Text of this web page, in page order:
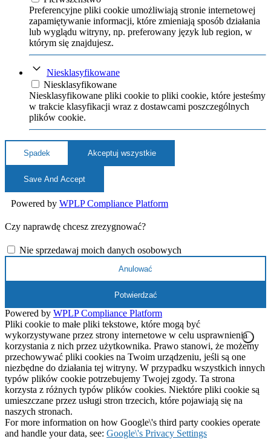
Preferencyjne pliki cookie umożliwiają stronie internetowej
zapamiętywanie informacji, które zmieniają sposób działania
lub wyglądu witryny, np. preferowany język lub region, w
którym się znajdujesz.
Niesklasyfikowane
Niesklasyfikowane
Niesklasyfikowane pliki cookie to pliki cookie, które jesteśmy
w trakcie klasyfikacji wraz z dostawcami poszczególnych
plików cookie.
Spadek Akceptuj wszystkie
Save And Accept
Powered by WPLP Compliance Platform
Czy naprawdę chcesz zrezygnować?
Nie sprzedawaj moich danych osobowych
Anulować
Potwierdzać
Powered by WPLP Compliance Platform
Pliki cookie to małe pliki tekstowe, które mogą być
wykorzystywane przez strony internetowe w celu usprawnienia
korzystania z nich przez użytkownika. Prawo stanowi, że możemy
przechowywać pliki cookies na Twoim urządzeniu, jeśli są one
niezbędne do działania tej witryny. W przypadku wszystkich innych
typów plików cookie potrzebujemy Twojej zgody. Ta strona
korzysta z różnych typów plików cookies. Niektóre pliki cookie są
umieszczane przez usługi stron trzecich, które pojawiają się na
naszych stronach.
For more information on how Google\'s third party cookies operate
and handle your data, see: Google\'s Privacy Settings